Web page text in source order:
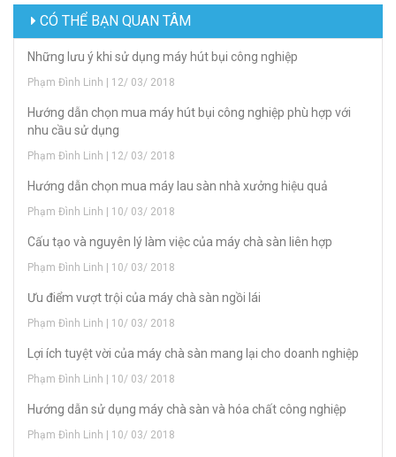
CÓ THỂ BẠN QUAN TÂM
Những lưu ý khi sử dụng máy hút bụi công nghiệp
Phạm Đình Linh | 12/ 03/ 2018
Hướng dẫn chọn mua máy hút bụi công nghiệp phù hợp với
nhu cầu sử dụng
Phạm Đình Linh | 12/ 03/ 2018
Hướng dẫn chọn mua máy lau sàn nhà xưởng hiệu quả
Phạm Đình Linh | 10/ 03/ 2018
Cấu tạo và nguyên lý làm việc của máy chà sàn liên hợp
Phạm Đình Linh | 10/ 03/ 2018
Ưu điểm vượt trội của máy chà sàn ngồi lái
Phạm Đình Linh | 10/ 03/ 2018
Lợi ích tuyệt vời của máy chà sàn mang lại cho doanh nghiệp
Phạm Đình Linh | 10/ 03/ 2018
Hướng dẫn sử dụng máy chà sàn và hóa chất công nghiệp
Phạm Đình Linh | 10/ 03/ 2018